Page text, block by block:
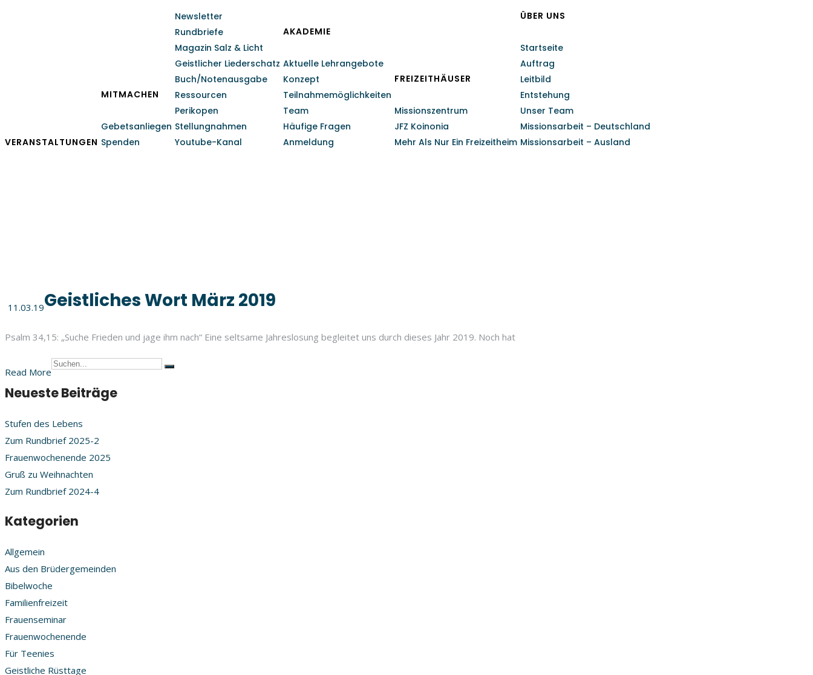
VERANSTALTUNGEN
MITMACHEN
Gebetsanliegen
Spenden
Newsletter
Rundbriefe
Magazin Salz & Licht
Geistlicher Liederschatz
Buch/Notenausgabe
Ressourcen
Perikopen
Stellungnahmen
Youtube-Kanal
AKADEMIE
Aktuelle Lehrangebote
Konzept
Teilnahmemöglichkeiten
Team
Häufige Fragen
Anmeldung
FREIZEITHÄUSER
Missionszentrum
JFZ Koinonia
Mehr Als Nur Ein Freizeitheim
ÜBER UNS
Startseite
Auftrag
Leitbild
Entstehung
Unser Team
Missionsarbeit – Deutschland
Missionsarbeit – Ausland
11.03.19Geistliches Wort März 2019
Psalm 34,15: „Suche Frieden und jage ihm nach“ Eine seltsame Jahreslosung begleitet uns durch dieses Jahr 2019. Noch hat
Read More
Neueste Beiträge
Stufen des Lebens
Zum Rundbrief 2025-2
Frauenwochenende 2025
Gruß zu Weihnachten
Zum Rundbrief 2024-4
Kategorien
Allgemein
Aus den Brüdergemeinden
Bibelwoche
Familienfreizeit
Frauenseminar
Frauenwochenende
Für Teenies
Geistliche Rüsttage